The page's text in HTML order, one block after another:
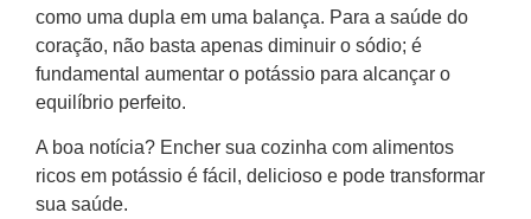
como uma dupla em uma balança. Para a saúde do
coração, não basta apenas diminuir o sódio; é
fundamental aumentar o potássio para alcançar o
equilíbrio perfeito.
A boa notícia? Encher sua cozinha com alimentos
ricos em potássio é fácil, delicioso e pode transformar
sua saúde.